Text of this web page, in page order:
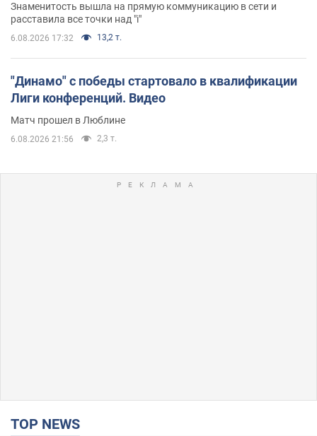
Знаменитость вышла на прямую коммуникацию в сети и
расставила все точки над "i"
6.08.2026 17:32 13,2 т.
"Динамо" с победы стартовало в квалификации
Лиги конференций. Видео
Матч прошел в Люблине
6.08.2026 21:56 2,3 т.
TOP NEWS